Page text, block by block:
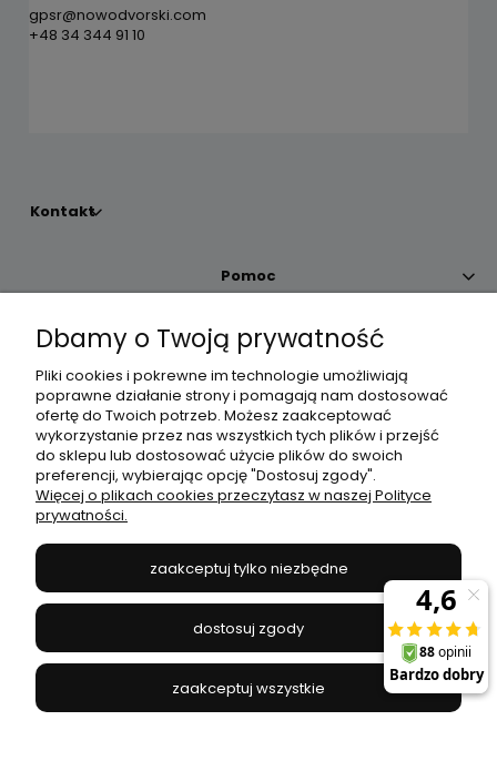
gpsr@nowodvorski.com
+48 34 344 91 10
Kontakt
Pomoc
Moje konto
Płatności i dostawa
Informacje
JANEX
669-050-03-43
504 545 749//E-mail:sklep@janexmarket.pl
Dbamy o Twoją prywatność
Pliki cookies i pokrewne im technologie umożliwiają
poprawne działanie strony i pomagają nam dostosować
ofertę do Twoich potrzeb. Możesz zaakceptować
wykorzystanie przez nas wszystkich tych plików i przejść
do sklepu lub dostosować użycie plików do swoich
preferencji, wybierając opcję "Dostosuj zgody".
Więcej o plikach cookies przeczytasz w naszej Polityce
prywatności.
zaakceptuj tylko niezbędne
dostosuj zgody
zaakceptuj wszystkie